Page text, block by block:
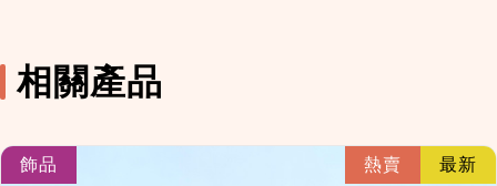
相關產品
飾品 熱賣 最新
link